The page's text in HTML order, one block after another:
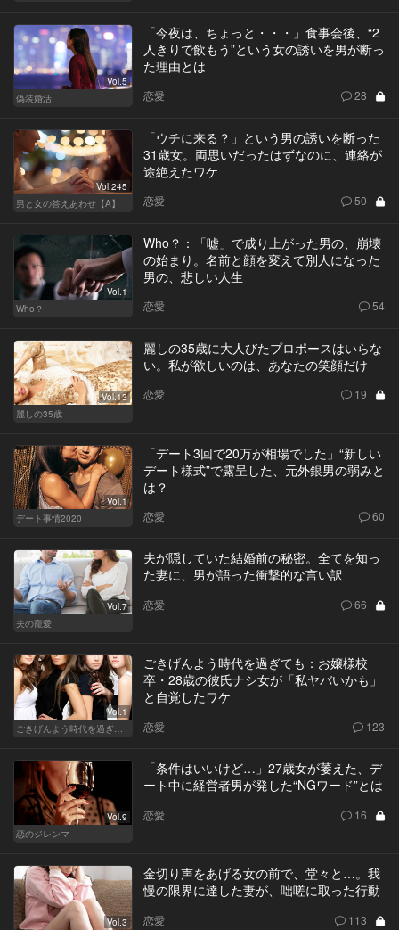
Vol.5
偽装婚活
「今夜は、ちょっと・・・」食事会後、“2
人きりで飲もう”という女の誘いを男が断っ
た理由とは
恋愛 28
Vol.245
男と女の答えあわせ【A】
「ウチに来る？」という男の誘いを断った
31歳女。両思いだったはずなのに、連絡が
途絶えたワケ
恋愛 50
Vol.1
Who？
Who？：「嘘」で成り上がった男の、崩壊
の始まり。名前と顔を変えて別人になった
男の、悲しい人生
恋愛 54
Vol.13
麗しの35歳
麗しの35歳に大人びたプロポースはいらな
い。私が欲しいのは、あなたの笑顔だけ
恋愛 19
Vol.1
デート事情2020
「デート3回で20万が相場でした」“新しい
デート様式”で露呈した、元外銀男の弱みと
は？
恋愛 60
Vol.7
夫の寵愛
夫が隠していた結婚前の秘密。全てを知っ
た妻に、男が語った衝撃的な言い訳
恋愛 66
Vol.1
ごきげんよう時代を過ぎても
ごきげんよう時代を過ぎても：お嬢様校
卒・28歳の彼氏ナシ女が「私ヤバいかも」
と自覚したワケ
恋愛 123
Vol.9
恋のジレンマ
「条件はいいけど…」27歳女が萎えた、デ
ート中に経営者男が発した“NGワード”とは
恋愛 16
Vol.3
金切り声をあげる女の前で、堂々と…。我
慢の限界に達した妻が、咄嗟に取った行動
恋愛 113